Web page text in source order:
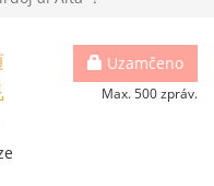
Uzamčeno
Max. 500 zpráv.